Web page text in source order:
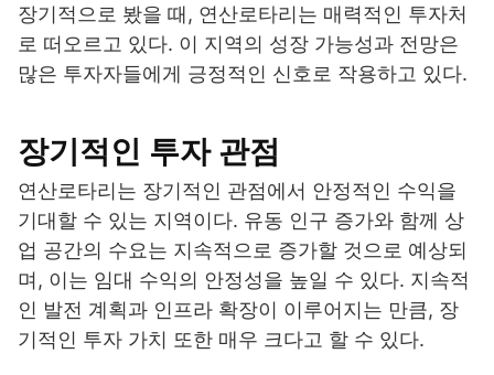
장기적으로 봤을 때, 연산로타리는 매력적인 투자처
로 떠오르고 있다. 이 지역의 성장 가능성과 전망은
많은 투자자들에게 긍정적인 신호로 작용하고 있다.
장기적인 투자 관점
연산로타리는 장기적인 관점에서 안정적인 수익을
기대할 수 있는 지역이다. 유동 인구 증가와 함께 상
업 공간의 수요는 지속적으로 증가할 것으로 예상되
며, 이는 임대 수익의 안정성을 높일 수 있다. 지속적
인 발전 계획과 인프라 확장이 이루어지는 만큼, 장
기적인 투자 가치 또한 매우 크다고 할 수 있다.